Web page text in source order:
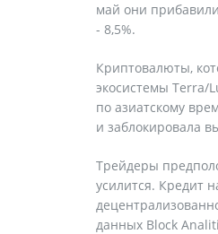
май они
- 8,5%.
Криптовалюты,
экосистемы Terra/
по азиатскому
и заблокировала
Трейдеры
усилится. Кредит
данных Block